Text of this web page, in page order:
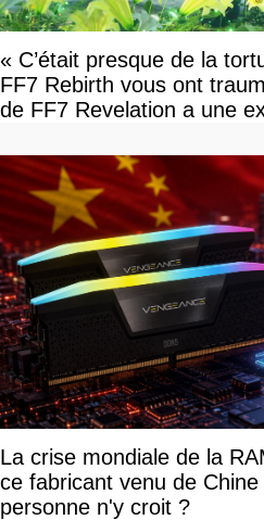
« C’était presque de la
FF7 Rebirth vous ont
de FF7 Revelation a une
La crise mondiale de la
ce fabricant venu de
personne n'y croit ?